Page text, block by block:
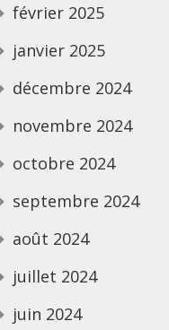
février 2025
janvier 2025
décembre 2024
novembre 2024
octobre 2024
septembre 2024
août 2024
juillet 2024
juin 2024